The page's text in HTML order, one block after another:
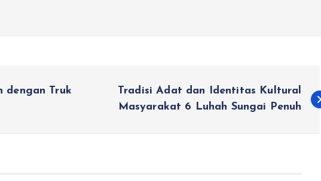
dengan Truk
Tradisi Adat dan Identitas Kultural
Masyarakat 6 Luhah Sungai Penuh